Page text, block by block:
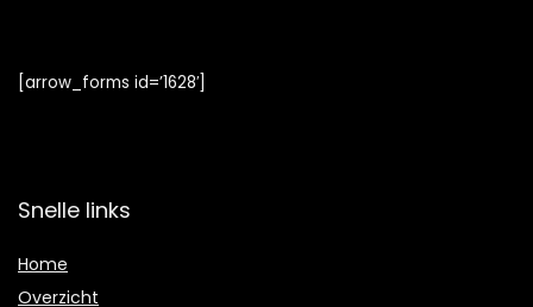
[arrow_forms id=’1628′]
Snelle links
Home
Overzicht